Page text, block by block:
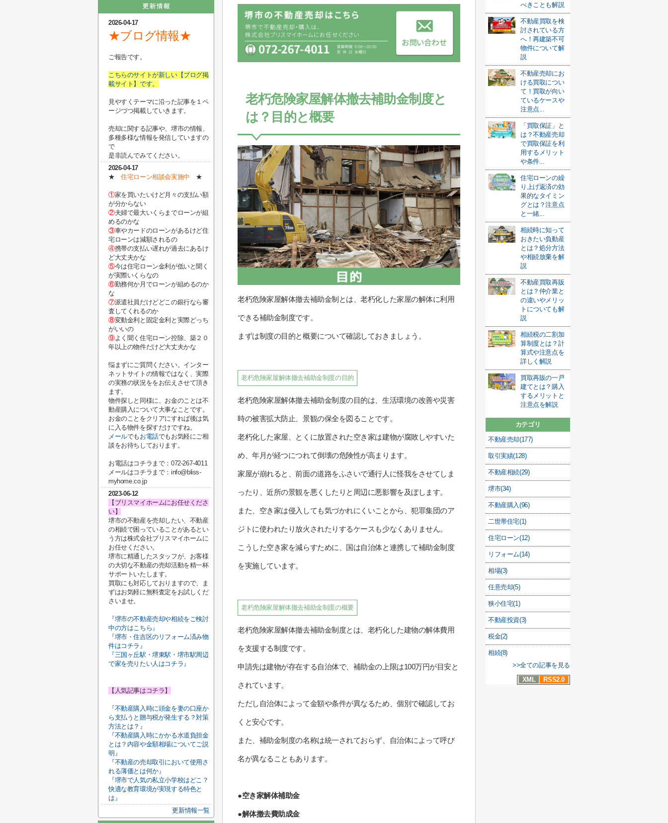
老朽危険家屋解体撤去補助金制度と
は？目的と概要
老朽危険家屋解体撤去補助金制とは、老朽化した家屋の解体に利用
できる補助金制度です。
まずは制度の目的と概要について確認しておきましょう。
老朽危険家屋解体撤去補助金制度の目的
老朽危険家屋解体撤去補助金制度の目的は、生活環境の改善や災害
時の被害拡大防止、景観の保全を図ることです。
老朽化した家屋、とくに放置された空き家は建物が腐敗しやすいた
め、年月が経つにつれて倒壊の危険性が高まります。
家屋が崩れると、前面の道路をふさいで通行人に怪我をさせてしま
ったり、近所の景観を悪くしたりと周辺に悪影響を及ぼします。
また、空き家は侵入しても気づかれにくいことから、犯罪集団のア
ジトに使われたり放火されたりするケースも少なくありません。
こうした空き家を減らすために、国は自治体と連携して補助金制度
を実施しています。
老朽危険家屋解体撤去補助金制度の概要
老朽危険家屋解体撤去補助金制度とは、老朽化した建物の解体費用
を支援する制度です。
申請先は建物が存在する自治体で、補助金の上限は100万円が目安と
されています。
ただし自治体によって金額や条件が異なるため、個別で確認してお
くと安心です。
また、補助金制度の名称は統一されておらず、自治体によって呼び
名が異なることもあります。
●空き家解体補助金
●解体撤去費助成金
べきことも解説
不動産買取を検
討されている方
へ！再建築不可
物件について解
説
不動産売却にお
ける買取につい
て！買取が向い
ているケースや
注意点...
「買取保証」と
は？不動産売却
で買取保証を利
用するメリット
や条件...
住宅ローンの繰
り上げ返済の効
果的なタイミン
グとは？注意点
と一緒...
相続時に知って
おきたい負動産
とは？処分方法
や相続放棄を解
説
不動産買取再販
とは？仲介業と
の違いやメリッ
トについても解
説
相続税の二割加
算制度とは？計
算式や注意点を
詳しく解説
買取再販の一戸
建てとは？購入
するメリットと
注意点を解説
カテゴリ
不動産売却(177)
取引実績(128)
不動産相続(29)
堺市(34)
不動産購入(96)
二世帯住宅(1)
住宅ローン(12)
リフォーム(14)
相場(3)
任意売却(5)
狭小住宅(1)
不動産投資(3)
税金(2)
相続(8)
>>全ての記事を見る
XML
RSS2.0
2026-04-17
★ブログ情報★
ご報告です。
こちらのサイトが新しい【ブログ掲
載サイト】です。
見やすくテーマに沿った記事を１ペ
ージづつ掲載していきます。
売却に関する記事や、堺市の情報、
多種多様な情報を発信していますの
で
是非読んでみてください。
2026-04-17
★住宅ローン相談会実施中 ★
①家を買いたいけど月々の支払い額
が分からない
②夫婦で最大いくらまでローンが組
めるのかな
③車やカードのローンがあるけど住
宅ローンは減額されるの
④携帯の支払い遅れが過去にあるけ
ど大丈夫かな
⑤今は住宅ローン金利が低いと聞く
が実際いくらなの
⑥勤務何か月でローンが組めるのか
な
⑦派遣社員だけどどこの銀行なら審
査してくれるのか
⑧変動金利と固定金利と実際どっち
がいいの
⑨よく聞く住宅ローン控除、築２０
年以上の物件だけど大丈夫かな
悩まずにご質問ください。インター
ネットサイトの情報ではなく、実際
の実務の状況ををお伝えさせて頂き
ます。
物件探しと同様に、お金のことは不
動産購入について大事なことです。
お金のことをクリアにすれば後は気
に入る物件を探すだけですね。
メールでも お電話でもお気軽にご相
談をお待ちしております。
お電話はコチラまで：072-267-4011
メールはコチラまで：info@bliss-
myhome.co.jp
2023-06-12
【ブリスマイホームにお任せくださ
い】
堺市の不動産を売却したい、不動産
の相続で困っていることがあるとい
う方は株式会社ブリスマイホームに
お任せください。
堺市に精通したスタッフが、お客様
の大切な不動産の売却活動を精一杯
サポートいたします。
買取にも対応しておりますので、ま
ずはお気軽に無料査定をお試しくだ
さいませ。
『堺市の不動産売却や相続をご検討
中の方はこちら』
『堺市・住吉区のリフォーム済み物
件はコチラ』
『三国ヶ丘駅・堺東駅・堺市駅周辺
で家を売りたい人はコチラ』
【人気記事はコチラ】
『不動産購入時に頭金を妻の口座か
ら支払うと贈与税が発生する？対策
方法とは？』
『不動産購入時にかかる水道負担金
とは？内容や金額相場についてご説
明』
『不動産の売却取引において使用さ
れる薄価とは何か』
『堺市で人気の私立小学校はどこ？
快適な教育環境が実現する特色と
は』
更新情報一覧